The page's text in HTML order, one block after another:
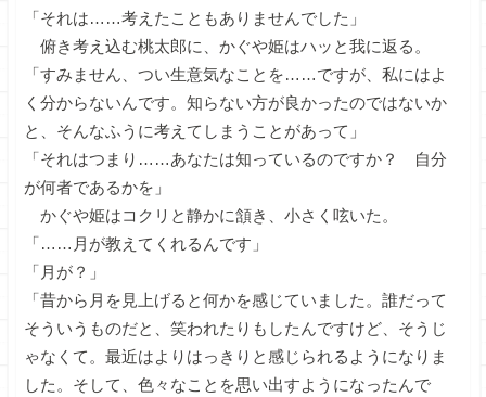
「それは……考えたこともありませんでした」
俯き考え込む桃太郎に、かぐや姫はハッと我に返る。
「すみません、つい生意気なことを……ですが、私にはよ
く分からないんです。知らない方が良かったのではないか
と、そんなふうに考えてしまうことがあって」
「それはつまり……あなたは知っているのですか？ 自分
が何者であるかを」
かぐや姫はコクリと静かに頷き、小さく呟いた。
「……月が教えてくれるんです」
「月が？」
「昔から月を見上げると何かを感じていました。誰だって
そういうものだと、笑われたりもしたんですけど、そうじ
ゃなくて。最近はよりはっきりと感じられるようになりま
した。そして、色々なことを思い出すようになったんで